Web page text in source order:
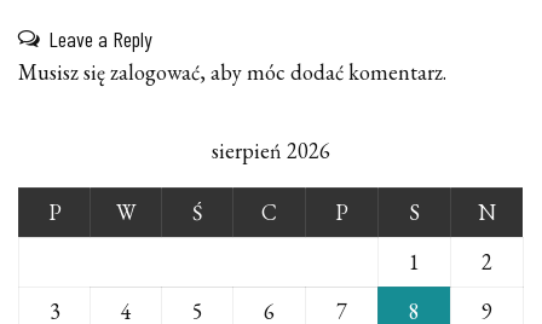
Leave a Reply
Musisz sięzalogować, aby móc dodać komentarz.
sierpień 2026
P W Ś C P S
N
1
2
3
4 5 6 7 8 9